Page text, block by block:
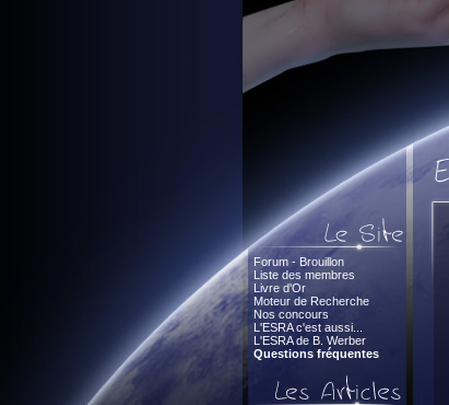
Forum - Brouillon
Liste des membres
Livre d'Or
Moteur de Recherche
Nos concours
L'ESRA c'est aussi...
L'ESRA de B. Werber
Questions fréquentes